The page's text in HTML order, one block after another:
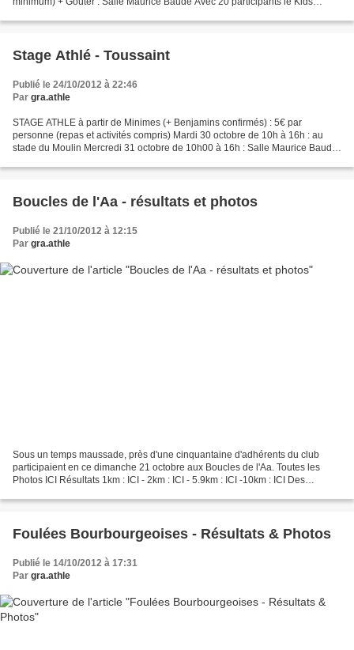
Stage Athlé - Toussaint
Publié le 24/10/2012 à 22:46
Par gra.athle
STAGE ATHLE à partir de Minimes (+ Benjamins confirmés) : 5€ par
personne (repas et activités compris) Mardi 30 octobre de 10h à 16h : au
stade du Moulin Mercredi 31 octobre de 10h00 à 16h : Salle Maurice Baude
Boucles de l'Aa - résultats et photos
Publié le 21/10/2012 à 12:15
Par gra.athle
Sous un temps maussade, près d'une cinquantaine d'adhérents du club
participaient en ce dimanche 21 octobre aux Boucles de l'Aa. Toutes les
Photos ICI Résultats 1km : ICI - 2km : ICI - 5.9km : ICI -10km : ICI Des
Foulées Bourbourgeoises - Résultats & Photos
Publié le 14/10/2012 à 17:31
Par gra.athle